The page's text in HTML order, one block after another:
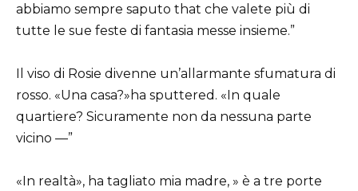
abbiamo sempre saputo that che valete più di
tutte le sue feste di fantasia messe insieme.”
Il viso di Rosie divenne un’allarmante sfumatura di
rosso. «Una casa?»ha sputtered. «In quale
quartiere? Sicuramente non da nessuna parte
vicino —”
«In realtà», ha tagliato mia madre, » è a tre porte